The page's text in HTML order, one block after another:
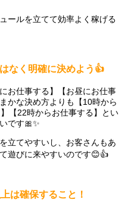
ールを立てて効率よく稼げる
なく明確に決めよう👍
お仕事する】【お昼にお仕事
かな決め方よりも【10時から
【22時からお仕事する】とい
です🎀✨
立てやすいし、お客さんもあ
遊びに来やすいのです😊👍
は確保すること！